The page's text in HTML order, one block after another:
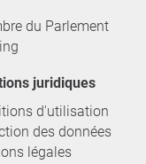
du Parlement
juridiques
d'utilisation
des données
légales